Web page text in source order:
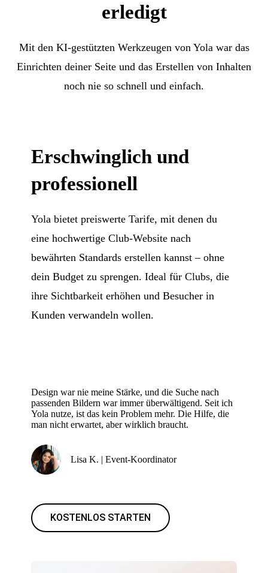
erledigt
Mit den KI-gestützten Werkzeugen von Yola war das
Einrichten deiner Seite und das Erstellen von Inhalten
noch nie so schnell und einfach.
Erschwinglich und
professionell
Yola bietet preiswerte Tarife, mit denen du
eine hochwertige Club-Website nach
bewährten Standards erstellen kannst – ohne
dein Budget zu sprengen. Ideal für Clubs, die
ihre Sichtbarkeit erhöhen und Besucher in
Kunden verwandeln wollen.
Design war nie meine Stärke, und die Suche nach
passenden Bildern war immer überwältigend. Seit ich
Yola nutze, ist das kein Problem mehr. Die Hilfe, die
man nicht erwartet, aber wirklich braucht.
Lisa K. | Event-Koordinator
KOSTENLOS STARTEN